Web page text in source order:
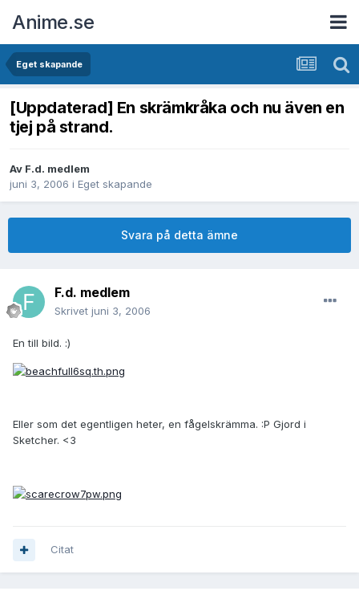
Anime.se
Eget skapande
[Uppdaterad] En skrämkråka och nu även en
tjej på strand.
Av F.d. medlem
juni 3, 2006 i Eget skapande
Svara på detta ämne
F.d. medlem
Skrivet juni 3, 2006
En till bild. :)
Eller som det egentligen heter, en fågelskrämma. :P Gjord i
Sketcher. <3
Citat